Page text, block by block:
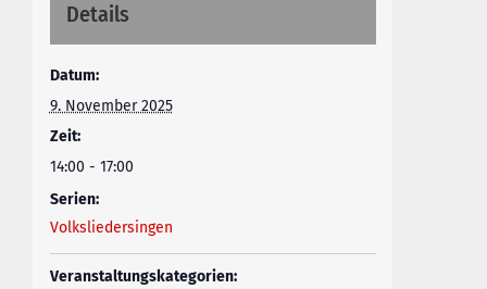
Details
Datum:
9. November 2025
Zeit:
14:00 - 17:00
Serien:
Volksliedersingen
Veranstaltungskategorien: